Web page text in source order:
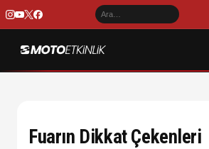
Fuarın Dikkat Çekenleri